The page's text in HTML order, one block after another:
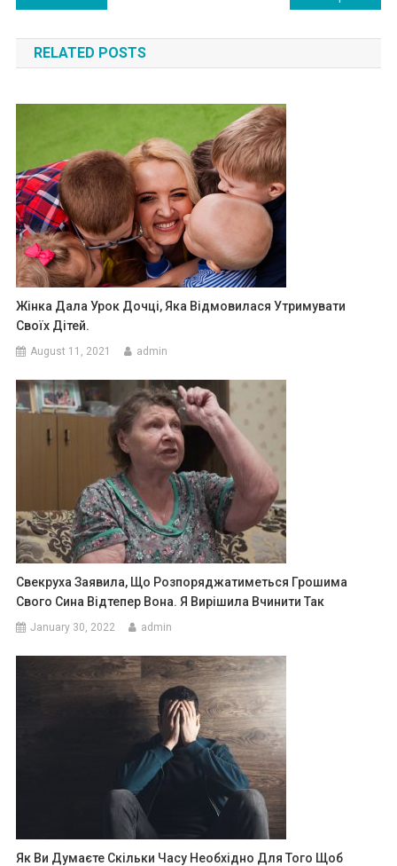
navigation
RELATED POSTS
Жінка Дала Урок Дочці, Яка Відмовилася Утримувати
Своїх Дітей.
August 11, 2021 admin
Свекруха Заявила, Що Розпоряджатиметься Грошима
Свого Сина Відтепер Вона. Я Вирішила Вчинити Так
January 30, 2022 admin
Як Ви Думаєте Скільки Часу Необхідно Для Того Щоб